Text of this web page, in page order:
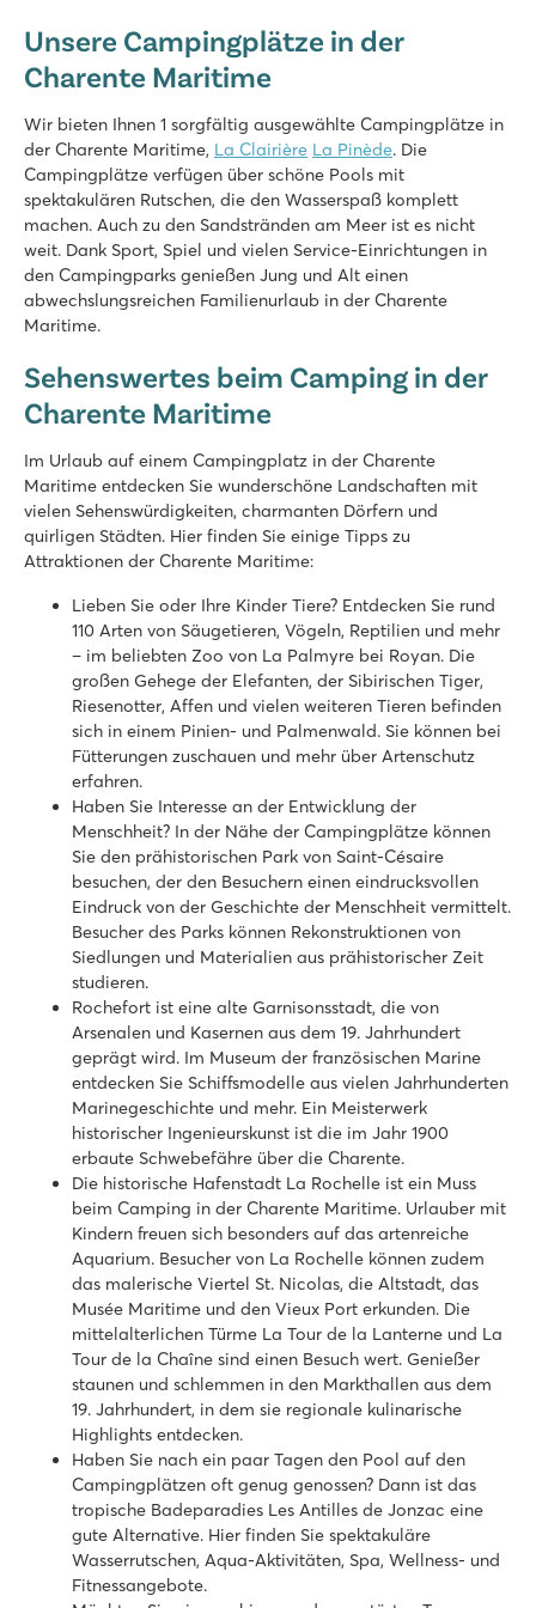
Frankreich - Mittelfrankreich - Charente Maritime - Les Mathes
★ ★ ★ ★
Riesenrutschen und tolle Wasserattraktionen
Viel Animation und Vergnügungspark Lunapark direkt
Besuchen Sie die Hafenstadt La Rochelle
Unsere Campingplätze in der
Charente Maritime
Wir bieten Ihnen 1 sorgfältig ausgewählte Campingplätze in
der Charente Maritime, La Clairière La Pinède. Die
Campingplätze verfügen über schöne Pools mit
spektakulären Rutschen, die den Wasserspaß komplett
machen. Auch zu den Sandstränden am Meer ist es nicht
weit. Dank Sport, Spiel und vielen Service-Einrichtungen in
den Campingparks genießen Jung und Alt einen
abwechslungsreichen Familienurlaub in der Charente
Maritime.
Sehenswertes beim Camping in der
Charente Maritime
Im Urlaub auf einem Campingplatz in der Charente
Maritime entdecken Sie wunderschöne Landschaften mit
vielen Sehenswürdigkeiten, charmanten Dörfern und
quirligen Städten. Hier finden Sie einige Tipps zu
Attraktionen der Charente Maritime:
Lieben Sie oder Ihre Kinder Tiere? Entdecken Sie rund
110 Arten von Säugetieren, Vögeln, Reptilien und mehr
– im beliebten Zoo von La Palmyre bei Royan. Die
großen Gehege der Elefanten, der Sibirischen Tiger,
Riesenotter, Affen und vielen weiteren Tieren befinden
sich in einem Pinien- und Palmenwald. Sie können bei
Fütterungen zuschauen und mehr über Artenschutz
erfahren.
Haben Sie Interesse an der Entwicklung der
Menschheit? In der Nähe der Campingplätze können
Sie den prähistorischen Park von Saint-Césaire
besuchen, der den Besuchern einen eindrucksvollen
Eindruck von der Geschichte der Menschheit vermittelt.
Besucher des Parks können Rekonstruktionen von
Siedlungen und Materialien aus prähistorischer Zeit
studieren.
Rochefort ist eine alte Garnisonsstadt, die von
Arsenalen und Kasernen aus dem 19. Jahrhundert
geprägt wird. Im Museum der französischen Marine
entdecken Sie Schiffsmodelle aus vielen Jahrhunderten
Marinegeschichte und mehr. Ein Meisterwerk
historischer Ingenieurskunst ist die im Jahr 1900
erbaute Schwebefähre über die Charente.
Die historische Hafenstadt La Rochelle ist ein Muss
beim Camping in der Charente Maritime. Urlauber mit
Kindern freuen sich besonders auf das artenreiche
Aquarium. Besucher von La Rochelle können zudem
das malerische Viertel St. Nicolas, die Altstadt, das
Musée Maritime und den Vieux Port erkunden. Die
mittelalterlichen Türme La Tour de la Lanterne und La
Tour de la Chaîne sind einen Besuch wert. Genießer
staunen und schlemmen in den Markthallen aus dem
19. Jahrhundert, in dem sie regionale kulinarische
Highlights entdecken.
Haben Sie nach ein paar Tagen den Pool auf den
Campingplätzen oft genug genossen? Dann ist das
tropische Badeparadies Les Antilles de Jonzac eine
gute Alternative. Hier finden Sie spektakuläre
Wasserrutschen, Aqua-Aktivitäten, Spa, Wellness- und
Fitnessangebote.